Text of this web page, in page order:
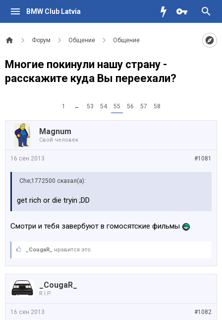
BMW Club Latvia
Форум Общение Общение
Многие покинули нашу страну -
расскажите куда Вы переехали?
1 ← 53 54 55 56 57 58
Magnum
Свой человек
#1081
16 сен 2013
Che;1772500 сказал(а):
get rich or die tryin ;DD
Смотри и тебя завербуют в гомосятские фильмы
_CougaR_ нравится это.
_CougaR_
R.I.P.
#1082
16 сен 2013